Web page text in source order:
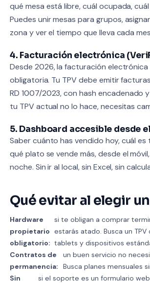
qué mesa está libre, cuál ocupada,
Puedes unir mesas para grupos,
zona y ver el tiempo que lleva cada
4. Facturación electrónica
Desde 2026, la facturación electrónica
obligatoria. Tu TPV debe emitir
RD 1007/2023, con hash encadenado y
tu TPV actual no lo hace, necesitas
5. Dashboard accesible desde
Saber cuánto has vendido hoy, cuál
qué plato se vende más, desde el móvil,
noche. Sin ir al local, sin Excel, sin
Qué evitar al elegir
Hardware
propietario
obligatorio:
si te obligan a comprar
estarás atado. Busca un
tablets y dispositivos
Contratos de
permanencia:
un buen servicio no
Busca planes mensuales
Sin
si el soporte es un formulario